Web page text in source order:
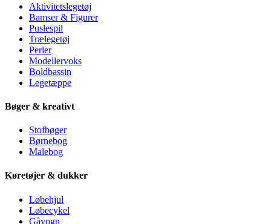
Aktivitetslegetøj
Bamser & Figurer
Puslespil
Trælegetøj
Perler
Modellervoks
Boldbassin
Legetæppe
Bøger & kreativt
Stofbøger
Børnebog
Malebog
Køretøjer & dukker
Løbehjul
Løbecykel
Gåvogn